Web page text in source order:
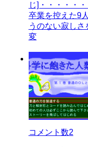
じ]・・・・・
卒業を控えた9
うのない寂し
変
コメント数2